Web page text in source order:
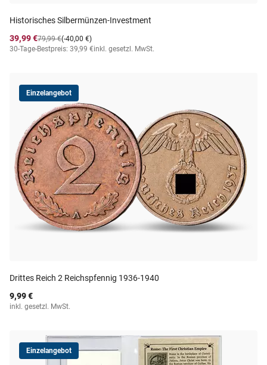
Historisches Silbermünzen-Investment
39,99 €
(-40,00 €)
79,99 €
30-Tage-Bestpreis: 39,99 €inkl. gesetzl. MwSt.
Einzelangebot
Drittes Reich 2 Reichspfennig 1936-1940
9,99 €
inkl. gesetzl. MwSt.
Einzelangebot